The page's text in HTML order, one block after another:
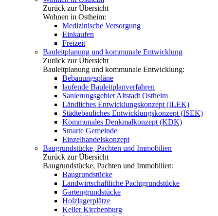
Zurück zur Übersicht
Wohnen in Ostheim:
Medizinische Versorgung
Einkaufen
Freizeit
Bauleitplanung und kommunale Entwicklung
Zurück zur Übersicht
Bauleitplanung und kommunale Entwicklung:
Bebauungspläne
laufende Bauleitplanverfahren
Sanierungsgebiet Altstadt Ostheim
Ländliches Entwicklungskonzept (ILEK)
Städtebauliches Entwicklungskonzept (ISEK)
Kommunales Denkmalkonzept (KDK)
Smarte Gemeinde
Einzelhandelskonzept
Baugrundstücke, Pachten und Immobilien
Zurück zur Übersicht
Baugrundstücke, Pachten und Immobilien:
Baugrundstücke
Landwirtschaftliche Pachtgrundstücke
Gartengrundstücke
Holzlagerplätze
Keller Kirchenburg